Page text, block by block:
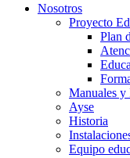
Nosotros
Proyecto
Plan
Manuales y
Ayse
Historia
Equipo